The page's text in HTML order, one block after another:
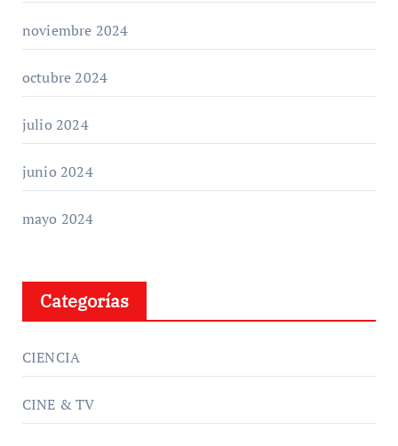
noviembre 2024
octubre 2024
julio 2024
junio 2024
mayo 2024
Categorías
CIENCIA
CINE & TV